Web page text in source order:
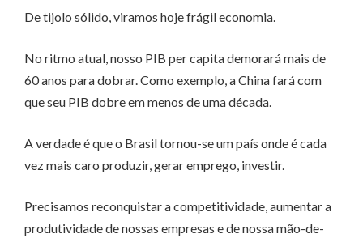
De tijolo sólido, viramos hoje frágil economia.
No ritmo atual, nosso PIB per capita demorará mais de
60 anos para dobrar. Como exemplo, a China fará com
que seu PIB dobre em menos de uma década.
A verdade é que o Brasil tornou-se um país onde é cada
vez mais caro produzir, gerar emprego, investir.
Precisamos reconquistar a competitividade, aumentar a
produtividade de nossas empresas e de nossa mão-de-
Aqui você pode conversar diretamente
com o gabinete do Deputado Aécio
Sua participação é muito importante